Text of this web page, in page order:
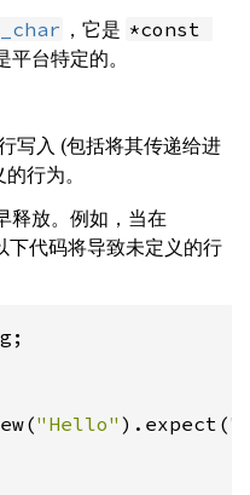
，它是 *const
平台特定的。
写入 (包括将其传递给进
行为。
释放。例如，当在
下代码将导致未定义的行
"Hello" ).expect(